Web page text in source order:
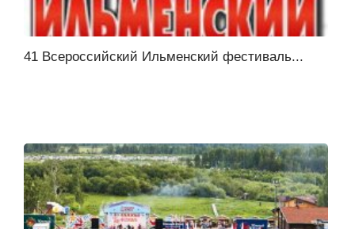
41 Всероссийский Ильменский фестиваль...